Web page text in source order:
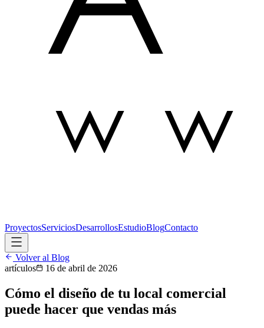
ProyectosServiciosDesarrollosEstudioBlogContacto
Volver al Blog
artículos
16 de abril de 2026
Cómo el diseño de tu local comercial
puede hacer que vendas más